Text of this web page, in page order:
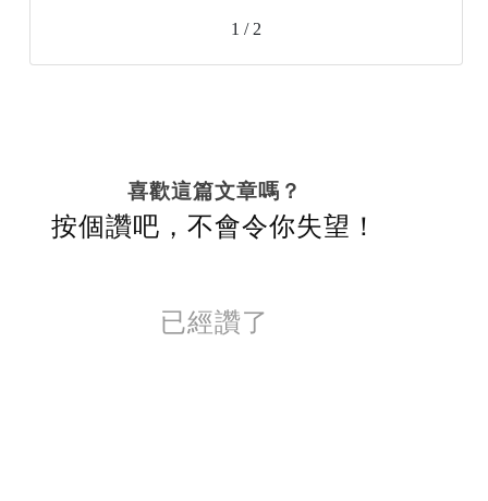
1 / 2
喜歡這篇文章嗎？
按個讚吧，不會令你失望！
已經讚了